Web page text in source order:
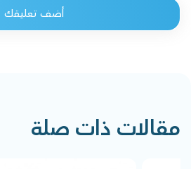
أضف تعليقك
مقالات ذات صلة